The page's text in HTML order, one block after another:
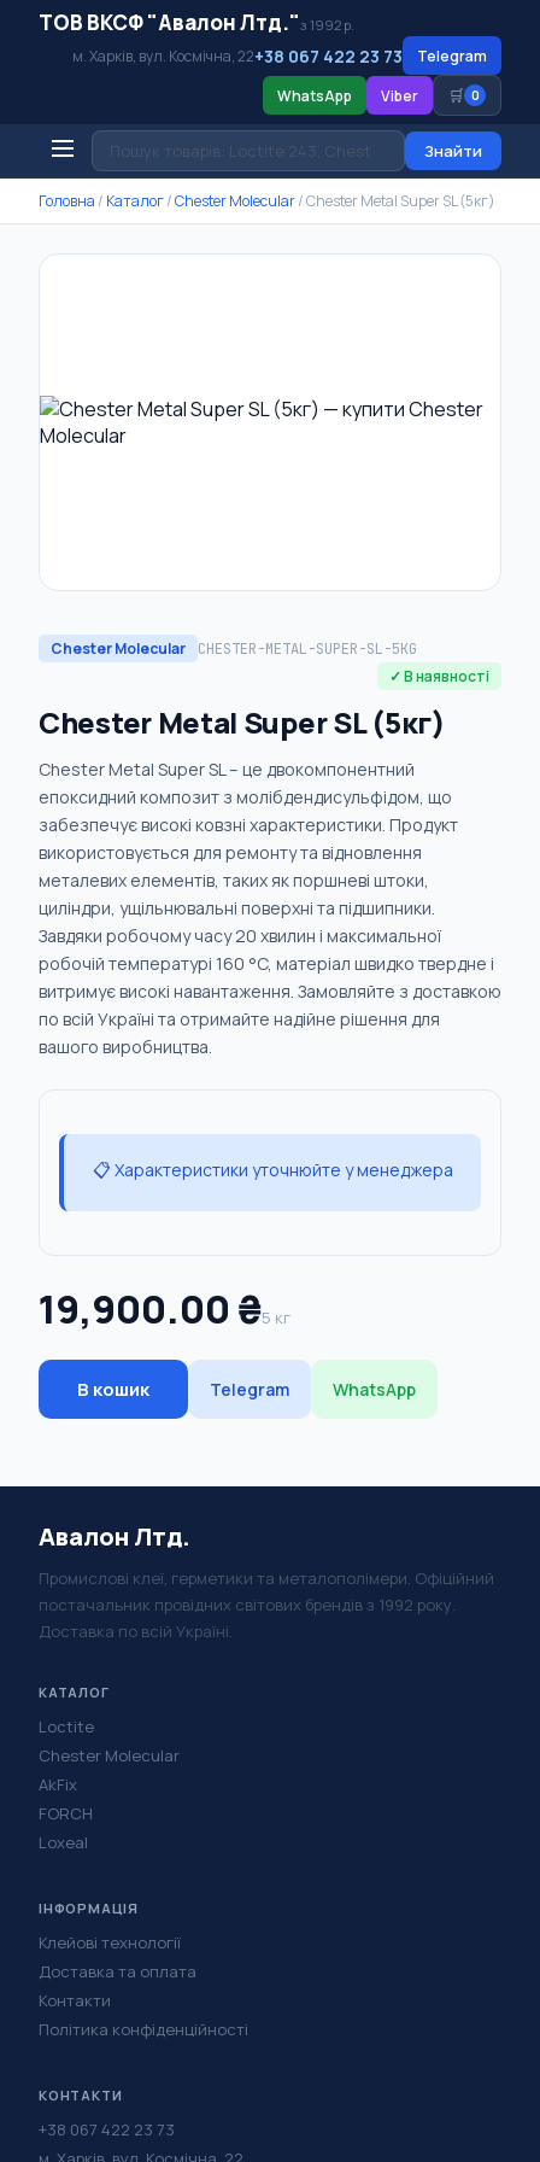
ТОВ ВКСФ "Авалон Лтд."з 1992 р.
м. Харків, вул. Космічна, 22+38 067 422 23 73
Telegram
WhatsApp
Viber 🛒 0
Знайти
Головна / Каталог/Chester Molecular/Chester Metal Super SL (5кг)
Chester Molecular CHESTER-METAL-SUPER-SL-5KG
✓ В наявності
Chester Metal Super SL (5кг)
Chester Metal Super SL – це двокомпонентний
епоксидний композит з молібдендисульфідом, що
забезпечує високі ковзні характеристики. Продукт
використовується для ремонту та відновлення
металевих елементів, таких як поршневі штоки,
циліндри, ущільнювальні поверхні та підшипники.
Завдяки робочому часу 20 хвилин і максимальної
робочій температурі 160 °C, матеріал швидко твердне і
витримує високі навантаження. Замовляйте з доставкою
по всій Україні та отримайте надійне рішення для
вашого виробництва.
📋 Характеристики уточнюйте у менеджера
19,900.00 ₴5 кг
В кошик Telegram WhatsApp
Авалон Лтд.
Промислові клеї, герметики та металополімери. Офіційний
постачальник провідних світових брендів з 1992 року.
Доставка по всій Україні.
КАТАЛОГ
Loctite
Chester Molecular
AkFix
FORCH
Loxeal
ІНФОРМАЦІЯ
Клейові технології
Доставка та оплата
Контакти
Політика конфіденційності
КОНТАКТИ
+38 067 422 23 73